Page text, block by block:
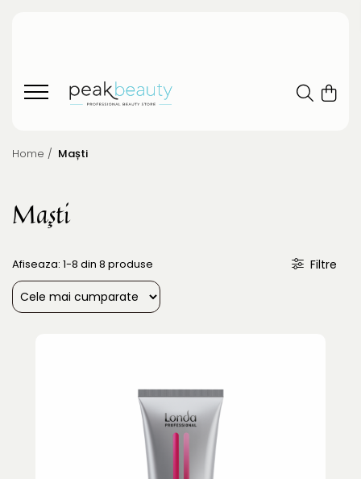
Home / Maști
Maști
Afiseaza: 1-8 din 8 produse Filtre